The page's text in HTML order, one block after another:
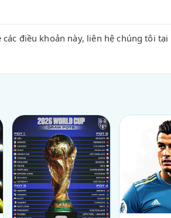
các điều khoản này, liên hệ chúng tôi tại